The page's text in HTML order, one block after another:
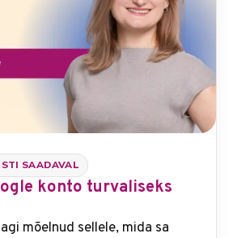
SAADAVAL
konto turvaliseks
mõelnud sellele, mida sa